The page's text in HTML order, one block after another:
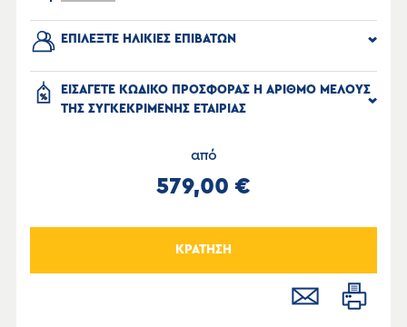
ΕΠΙΛΕΞΤΕ ΗΛΙΚΙΕΣ ΕΠΙΒΑΤΩΝ
ΕΙΣΑΓΕΤΕ ΚΩΔΙΚΟ ΠΡΟΣΦΟΡΑΣ Η ΑΡΙΘΜΟ ΜΕΛΟΥΣ
ΤΗΣ ΣΥΓΚΕΚΡΙΜΕΝΗΣ ΕΤΑΙΡΙΑΣ
από
579,00 €
ΚΡΑΤΗΣΗ